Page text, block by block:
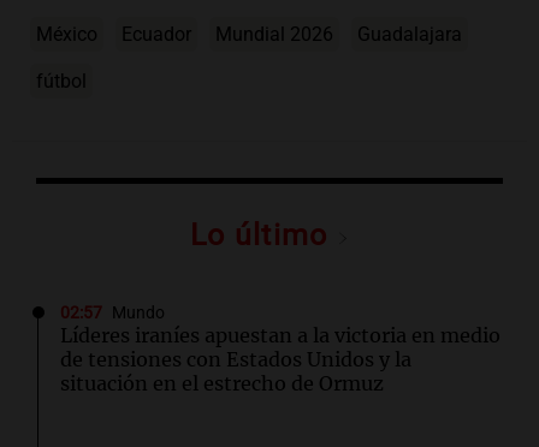
México Ecuador Mundial 2026 Guadalajara
fútbol
Lo último
02:57 Mundo
Líderes iraníes apuestan a la victoria en medio
de tensiones con Estados Unidos y la
situación en el estrecho de Ormuz